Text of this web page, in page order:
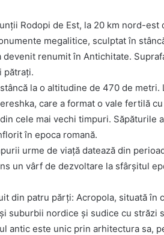
Rodopi de Est, la 20 km nord-est
megalitice, sculptat în
renumit în Antichitate.
pătrați.
la o altitudine de 470 de metri.
care a format o vale fertilă
cele mai vechi timpuri. Săpăturile
în epoca romană.
urme de viață datează din
un vârf de dezvoltare la sfârșitul
din patru părți: Acropola, situată în
suburbii nordice și sudice cu străzi
antic este unic prin arhitectura sa,